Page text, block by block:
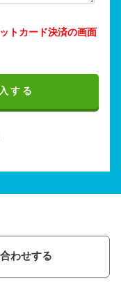
トカード決済の画面
する
わせする